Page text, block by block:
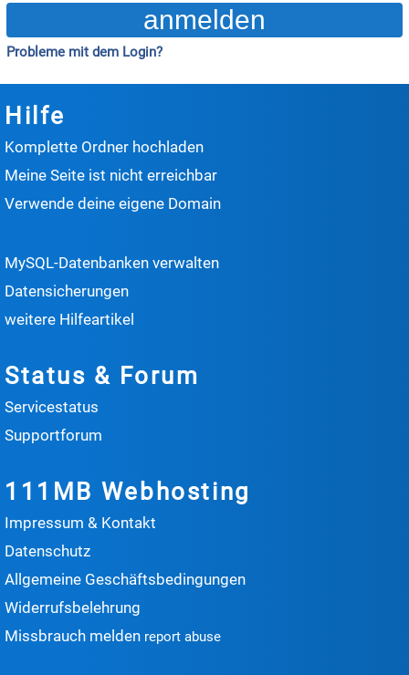
Probleme mit dem Login?
Hilfe
Komplette Ordner hochladen
Meine Seite ist nicht erreichbar
Verwende deine eigene Domain
MySQL-Datenbanken verwalten
Datensicherungen
weitere Hilfeartikel
Status & Forum
Servicestatus
Supportforum
111MB Webhosting
Impressum & Kontakt
Datenschutz
Allgemeine Geschäftsbedingungen
Widerrufsbelehrung
Missbrauch melden report abuse